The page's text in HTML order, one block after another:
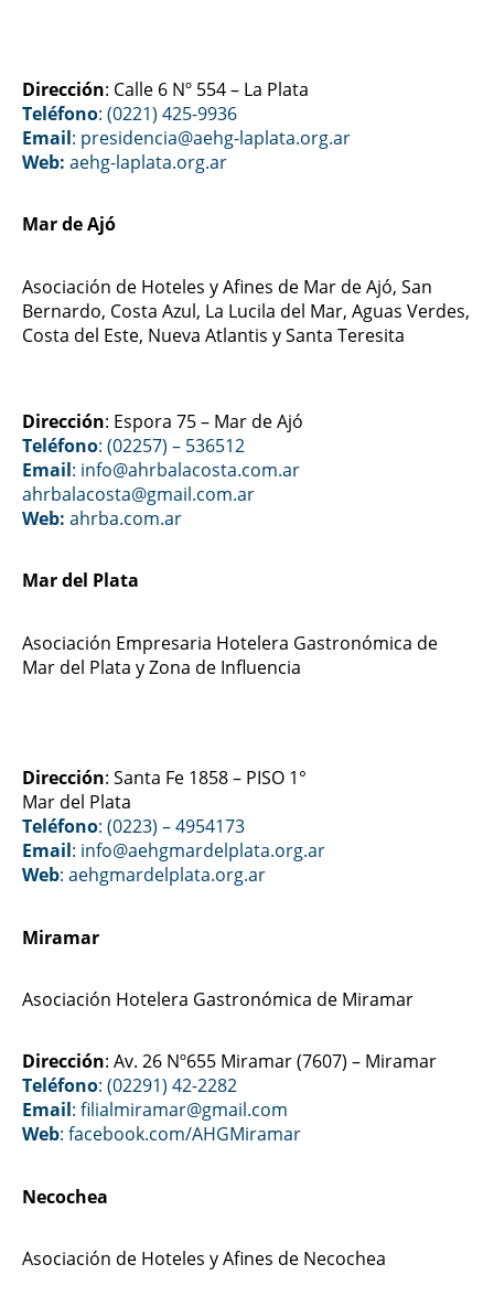
Dirección: Calle 6 Nº 554 – La Plata
Teléfono: (0221) 425-9936
Email: presidencia@aehg-laplata.org.ar
Web: aehg-laplata.org.ar
Mar de Ajó
Asociación de Hoteles y Afines de Mar de Ajó, San
Bernardo, Costa Azul, La Lucila del Mar, Aguas Verdes,
Costa del Este, Nueva Atlantis y Santa Teresita
Dirección: Espora 75 – Mar de Ajó
Teléfono: (02257) – 536512
Email: info@ahrbalacosta.com.ar
ahrbalacosta@gmail.com.ar
Web: ahrba.com.ar
Mar del Plata
Asociación Empresaria Hotelera Gastronómica de
Mar del Plata y Zona de Influencia
Dirección: Santa Fe 1858 – PISO 1°
Mar del Plata
Teléfono: (0223) – 4954173
Email: info@aehgmardelplata.org.ar
Web: aehgmardelplata.org.ar
Miramar
Asociación Hotelera Gastronómica de Miramar
Dirección: Av. 26 Nº655 Miramar (7607) – Miramar
Teléfono: (02291) 42-2282
Email: filialmiramar@gmail.com
Web: facebook.com/AHGMiramar
Necochea
Asociación de Hoteles y Afines de Necochea